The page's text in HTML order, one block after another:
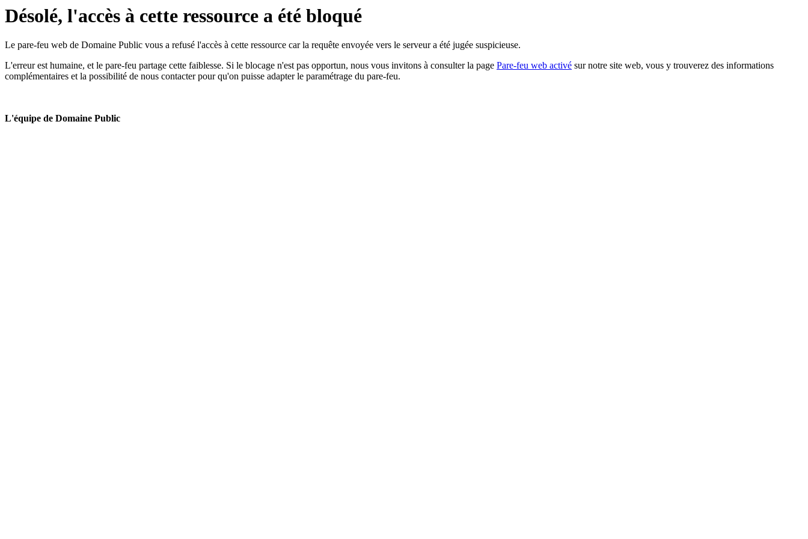
Désolé, l'accès à cette ressource a été bloqué
Le pare-feu web de Domaine Public vous a refusé l'accès à cette ressource car la requête envoyée vers le serveur a été jugée suspicieuse.
L'erreur est humaine, et le pare-feu partage cette faiblesse. Si le blocage n'est pas opportun, nous vous invitons à consulter la page Pare-feu web activé sur notre site web, vous y trouverez des informations
complémentaires et la possibilité de nous contacter pour qu'on puisse adapter le paramétrage du pare-feu.
L'équipe de Domaine Public